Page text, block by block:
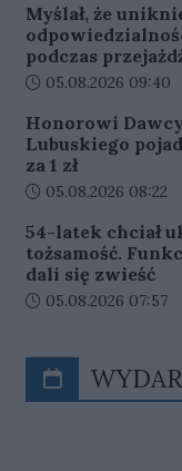
Myślał, że
podczas
Data dodania artykułu:
05.08.2026 09:40
Honorowi
Lubuskiego
za 1 zł
Data dodania
05.08.2026 08:22
54-latek chciał
tożsamość.
dali się zwieść
Data dodania
05.08.2026 07:57